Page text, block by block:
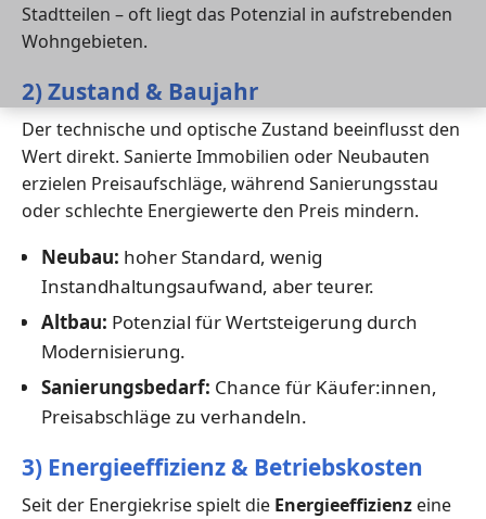
Stadtteilen – oft liegt das Potenzial in aufstrebenden
Wohngebieten.
2) Zustand & Baujahr
Der technische und optische Zustand beeinflusst den
Wert direkt. Sanierte Immobilien oder Neubauten
erzielen Preisaufschläge, während Sanierungsstau
oder schlechte Energiewerte den Preis mindern.
Neubau: hoher Standard, wenig
Instandhaltungsaufwand, aber teurer.
Altbau: Potenzial für Wertsteigerung durch
Modernisierung.
Sanierungsbedarf: Chance für Käufer:innen,
Preisabschläge zu verhandeln.
3) Energieeffizienz & Betriebskosten
Seit der Energiekrise spielt die Energieeffizienz eine